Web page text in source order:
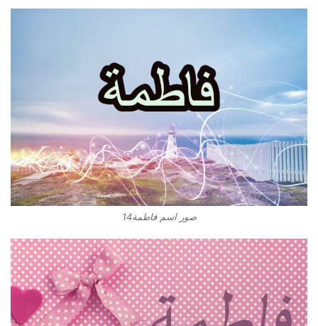
صور اسم فاطمة14